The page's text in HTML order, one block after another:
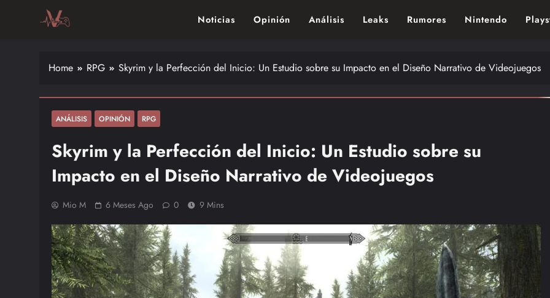
Noticias Opinión Análisis Leaks Rumores Nintendo
Home RPG Skyrim y la Perfección del Inicio: Un Estudio sobre su Impacto en el Diseño Narrativo de Videojuegos
ANÁLISIS OPINIÓN RPG
Skyrim y la Perfección del Inicio: Un Estudio sobre su
Impacto en el Diseño Narrativo de Videojuegos
Mio M 6 Meses Ago 0 9 Mins